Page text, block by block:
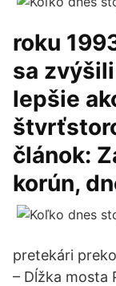
roku
sa
lepšie
článok:
korún,
pretekári
– Dĺžka mosta